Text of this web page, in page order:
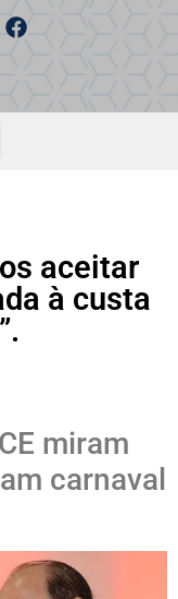
aceitar
à custa
miram
carnaval